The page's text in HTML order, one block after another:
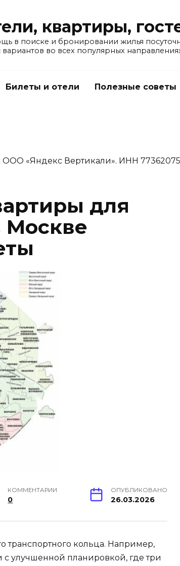
квартиры,
в поиске и бронировании жилья
вариантов во всех популярных
Билеты и отели Полезные советы
ООО «Яндекс Вертикали». ИНН
для
Москве
КОММЕНТАРИИ
0
ОПУБЛИКОВАНО
26.03.2026
транспортного кольца. Например,
улучшенной планировкой, где три